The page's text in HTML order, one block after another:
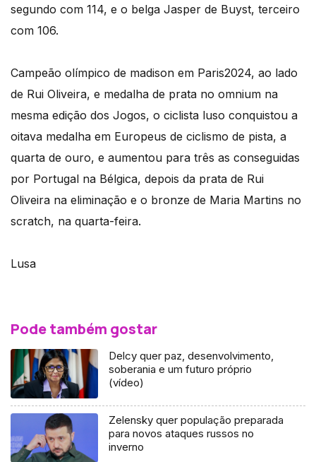
segundo com 114, e o belga Jasper de Buyst, terceiro
com 106.
Campeão olímpico de madison em Paris2024, ao lado
de Rui Oliveira, e medalha de prata no omnium na
mesma edição dos Jogos, o ciclista luso conquistou a
oitava medalha em Europeus de ciclismo de pista, a
quarta de ouro, e aumentou para três as conseguidas
por Portugal na Bélgica, depois da prata de Rui
Oliveira na eliminação e o bronze de Maria Martins no
scratch, na quarta-feira.
Lusa
Pode também gostar
Delcy quer paz, desenvolvimento,
soberania e um futuro próprio
(vídeo)
Zelensky quer população preparada
para novos ataques russos no
inverno